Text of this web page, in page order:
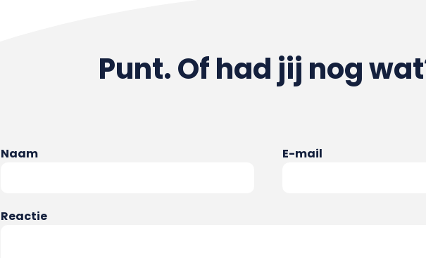
Punt. Of had jij nog
Naam E-mail
Reactie